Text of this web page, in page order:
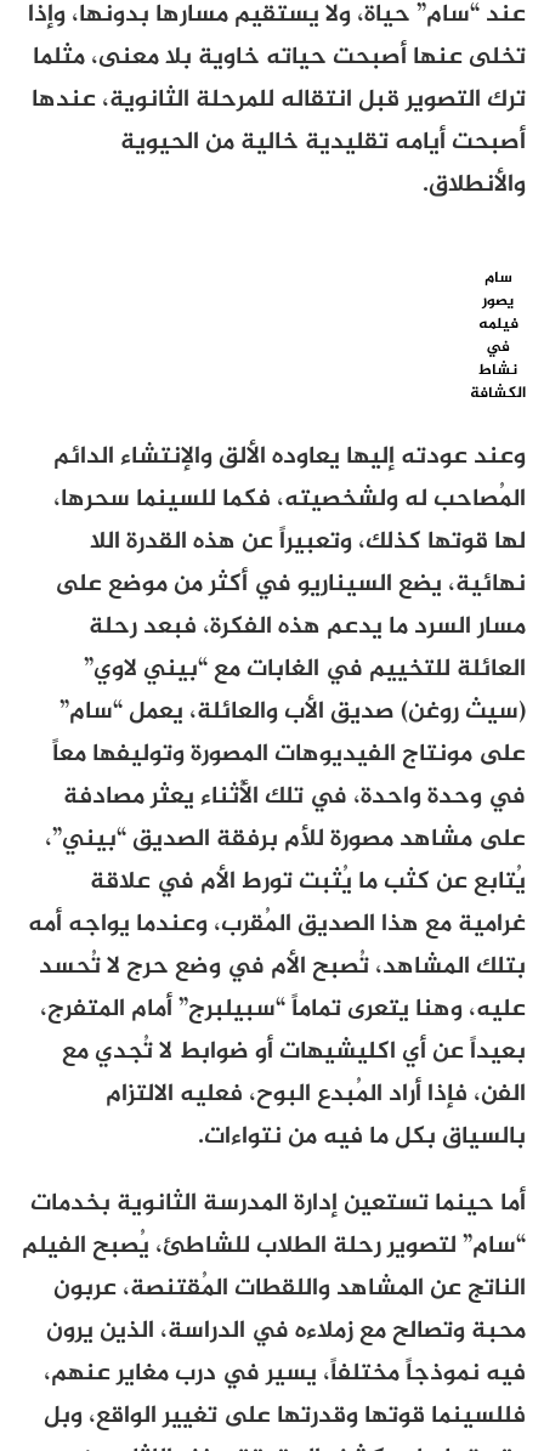
عند “سام” حياة، ولا يستقيم مسارها بدونها، وإذا
تخلى عنها أصبحت حياته خاوية بلا معنى، مثلما
ترك التصوير قبل انتقاله للمرحلة الثانوية، عندها
أصبحت أيامه تقليدية خالية من الحيوية
والأنطلاق.
سام
يصور
فيلمه
في
نشاط
الكشافة
وعند عودته إليها يعاوده الألق والإنتشاء الدائم
المُصاحب له ولشخصيته، فكما للسينما سحرها،
لها قوتها كذلك، وتعبيراً عن هذه القدرة اللا
نهائية، يضع السيناريو في أكثر من موضع على
مسار السرد ما يدعم هذه الفكرة، فبعد رحلة
العائلة للتخييم في الغابات مع “بيني لاوي”
(سيث روغن) صديق الأب والعائلة، يعمل “سام”
على مونتاج الفيديوهات المصورة وتوليفها معاً
في وحدة واحدة، في تلك الأُثناء يعثر مصادفة
على مشاهد مصورة للأم برفقة الصديق “بيني”،
يُتابع عن كثب ما يُثبت تورط الأم في علاقة
غرامية مع هذا الصديق المُقرب، وعندما يواجه أمه
بتلك المشاهد، تُصبح الأم في وضع حرج لا تُحسد
عليه، وهنا يتعرى تماماً “سبيلبرج” أمام المتفرج،
بعيداً عن أي اكليشيهات أو ضوابط لا تُجدي مع
الفن، فإذا أراد المُبدع البوح، فعليه الالتزام
بالسياق بكل ما فيه من نتواءات.
أما حينما تستعين إدارة المدرسة الثانوية بخدمات
“سام” لتصوير رحلة الطلاب للشاطئ، يُصبح الفيلم
الناتج عن المشاهد واللقطات المُقتنصة، عربون
محبة وتصالح مع زملاءه في الدراسة، الذين يرون
فيه نموذجاً مختلفاً، يسير في درب مغاير عنهم،
فللسينما قوتها وقدرتها على تغيير الواقع، وبل